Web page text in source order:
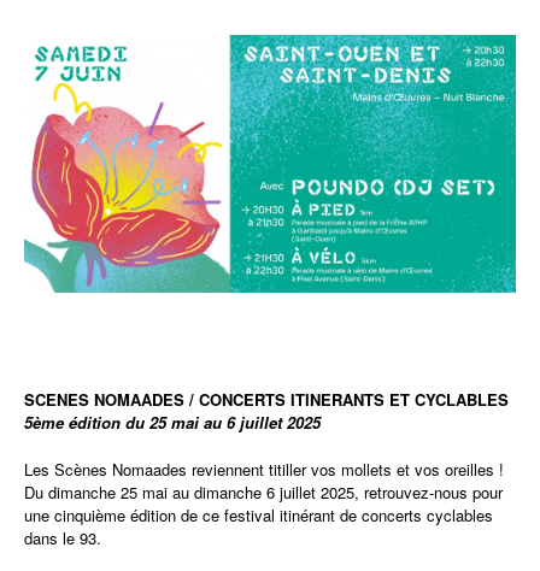
SCENES NOMAADES / CONCERTS ITINERANTS ET CYCLABLES
5ème édition du 25 mai au 6 juillet 2025
Les Scènes Nomaades reviennent titiller vos mollets et vos oreilles !
Du dimanche 25 mai au dimanche 6 juillet 2025, retrouvez-nous pour
une cinquième édition de ce festival itinérant de concerts cyclables
dans le 93.